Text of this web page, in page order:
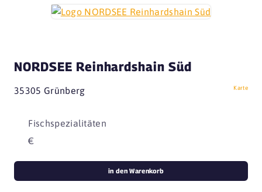
NORDSEE Reinhardshain Süd
35305 Grünberg Karte
Fischspezialitäten
€
in den Warenkorb